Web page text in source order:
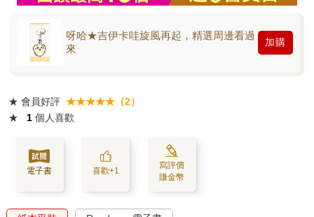
呀哈★吉伊卡哇旋風再起，精選周邊看過
來
加購
★ 會員好評 ★★★★★（2）
★
1 個人喜歡
電子書 喜歡+1
寫評價
賺金幣